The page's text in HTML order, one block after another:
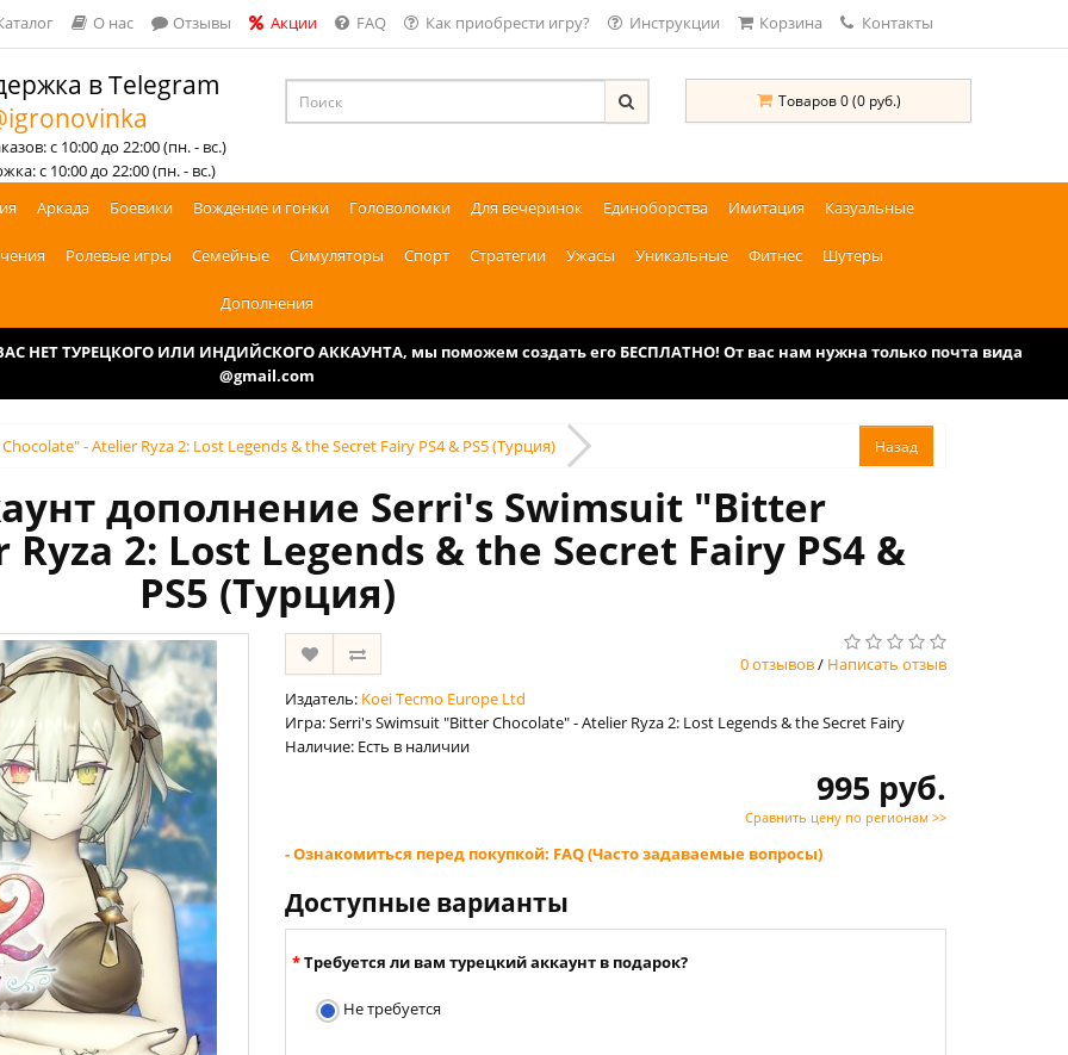
О нас Отзывы Акции FAQ Как приобрести игру? Инструкции Корзина Контакты
в Telegram
с 10:00 до 22:00 (пн. - вс.)
с 10:00 до 22:00 (пн. - вс.)
Товаров 0 (0 руб.)
Аркада Боевики Вождение и гонки Головоломки Для вечеринок Единоборства Имитация Казуальные
Ролевые игры Семейные Симуляторы Спорт Стратегии Ужасы Уникальные Фитнес Шутеры
Дополнения
НЕТ ТУРЕЦКОГО ИЛИ ИНДИЙСКОГО АККАУНТА, мы поможем создать его БЕСПЛАТНО! От вас нам нужна только почта вида
@gmail.com
- Atelier Ryza 2: Lost Legends & the Secret Fairy PS4 & PS5 (Турция)
дополнение Serri's Swimsuit "Bitter
2: Lost Legends & the Secret Fairy PS4 &
PS5 (Турция)
0 отзывов/ Написать отзыв
Издатель: Koei Tecmo Europe Ltd
Игра: Serri's Swimsuit "Bitter Chocolate" - Atelier Ryza 2: Lost Legends & the Secret Fairy
Наличие: Есть в наличии
995 руб.
Сравнить цену по регионам >>
- Ознакомиться перед покупкой: FAQ (Часто задаваемые вопросы)
Доступные варианты
Требуется ли вам турецкий аккаунт в подарок?
Не требуется